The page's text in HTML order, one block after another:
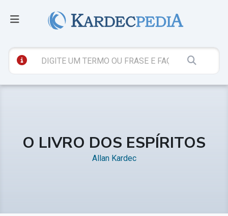
O LIVRO DOS ESPÍRITOS
Allan Kardec